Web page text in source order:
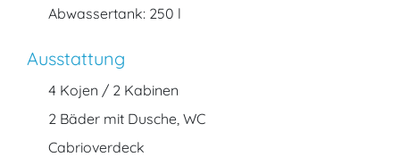
Abwassertank: 250 l
Ausstattung
4 Kojen / 2 Kabinen
2 Bäder mit Dusche, WC
Cabrioverdeck